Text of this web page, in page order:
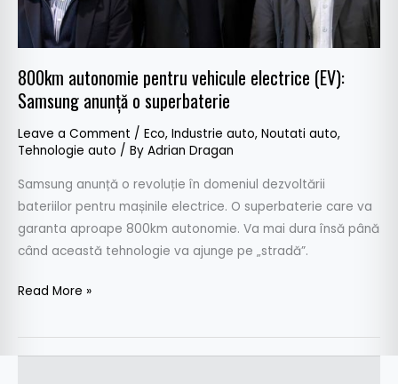
800km autonomie pentru vehicule electrice (EV):
Samsung anunță o superbaterie
Leave a Comment / Eco, Industrie auto, Noutati auto,
Tehnologie auto / By Adrian Dragan
Samsung anunță o revoluție în domeniul dezvoltării
bateriilor pentru mașinile electrice. O superbaterie care va
garanta aproape 800km autonomie. Va mai dura însă până
când această tehnologie va ajunge pe „stradă”.
anunță
superbaterie
Read More »